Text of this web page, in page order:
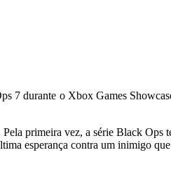
durante o Xbox Games
primeira vez, a série Black Ops
esperança contra um inimigo